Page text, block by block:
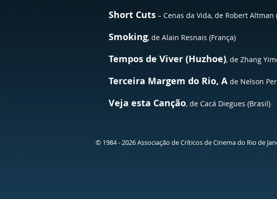
Short Cuts – Cenas da Vida, de Robert Altman
Smoking, de Alain Resnais (França)
Tempos de Viver (Huzhoe), de Zhang
Terceira Margem do Rio, A de Nelson
Veja esta Canção, de Cacá Diegues (Brasil)
© 1984 - 2026 Associação de Críticos de Cinema do Rio de